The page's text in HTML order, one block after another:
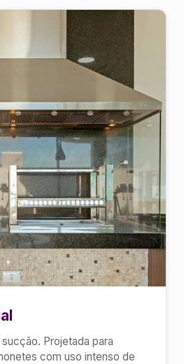
Projetada para
com uso intenso de